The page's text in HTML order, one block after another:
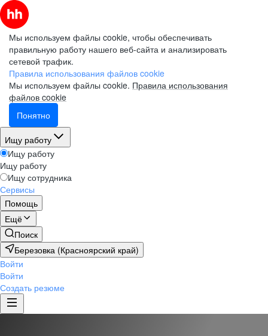
Мы используем файлы cookie, чтобы обеспечивать
правильную работу нашего веб-сайта и анализировать
сетевой трафик.
Правила использования файлов cookie
Мы используем файлы cookie. Правила использования
файлов cookie
Понятно
Ищу работу
Ищу работу
Ищу работу
Ищу сотрудника
Сервисы
Помощь
Ещё
Поиск
Березовка (Красноярский край)
Войти
Войти
Создать резюме